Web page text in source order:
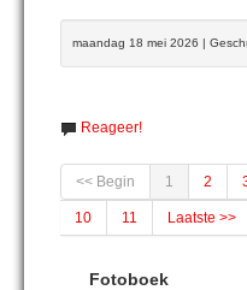
maandag 18 mei 2026 |
Reageer!
<< Begin 1 2
10 11 Laatste >>
Fotoboek